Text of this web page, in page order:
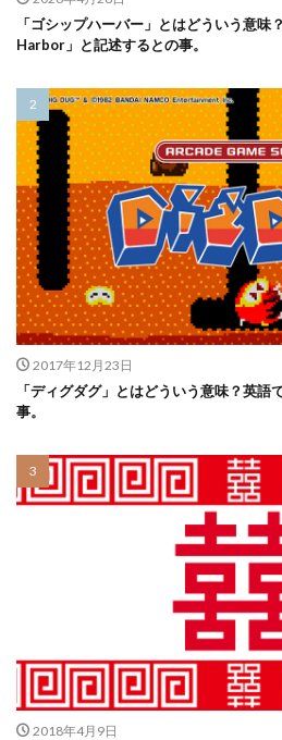
「ゴシップハーバー」とはどういう意
Harbor」と記述するとの事。
2017年12月23日
「ディグダグ」とはどういう意味？英
事。
2018年4月9日